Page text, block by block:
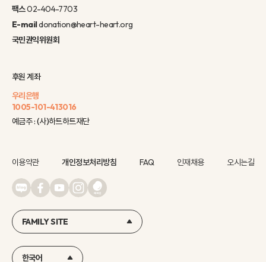
팩스02-404-7703
E-maildonation@heart-heart.org
국민권익위원회
후원 계좌
우리은행
1005-101-413016
예금주 : (사)하트하트재단
이용약관 개인정보처리방침 FAQ 인재채용 오시는길
FAMILY SITE
한국어